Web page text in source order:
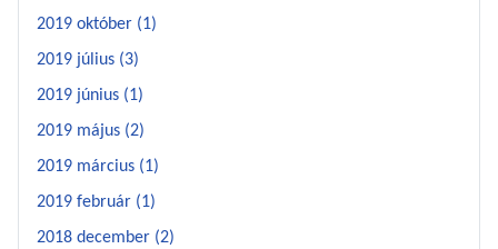
2019 október (1)
2019 július (3)
2019 június (1)
2019 május (2)
2019 március (1)
2019 február (1)
2018 december (2)